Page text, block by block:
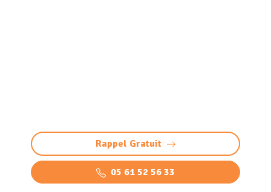
Rappel Gratuit
05 61 52 56 33